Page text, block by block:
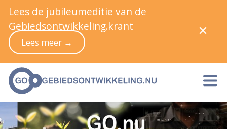
Lees de jubileumeditie van de
Gebiedsontwikkeling.krant
Lees meer →